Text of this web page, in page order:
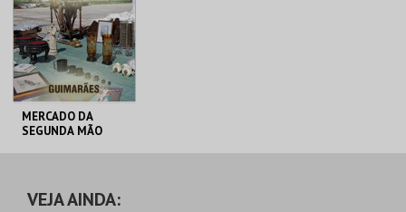
MERCADO DA
SEGUNDA MÃO
MUNICIPAL GMR
VEJA AINDA: